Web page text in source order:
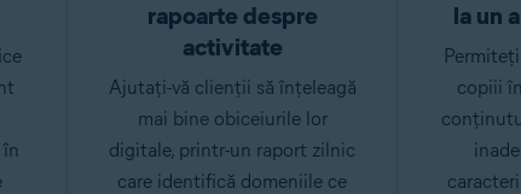
rapoarte despre
activitate
Ajutați-vă clienții să înțeleagă
mai bine obiceiurile lor
digitale, printr-un raport zilnic
care identifică domeniile ce
la un
copiii